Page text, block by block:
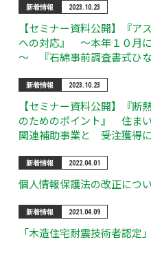
新着情報 2023.10.23
【セミナー資料公開】『ア
への対応』 ～本年１０月
～ 『石綿事前調査書式ひ
新着情報 2023.10.23
【セミナー資料公開】『断
のためのポイント』 住ま
関連補助事業と 受注獲得
新着情報 2022.04.01
個人情報保護法の改正につ
新着情報 2021.04.09
「木造住宅耐震技術者認定